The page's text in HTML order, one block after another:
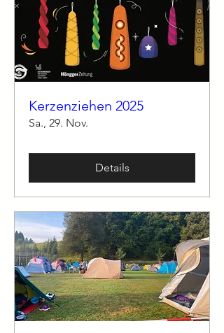
Kerzenziehen 2025
Sa., 29. Nov.
Details